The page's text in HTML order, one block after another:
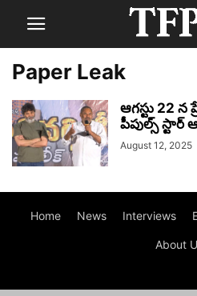
Paper Leak
ఆగస్టు 22 న
పీపుల్స్ స్టార్
August 12, 2025
Home News Interviews
About